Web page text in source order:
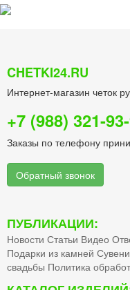
CHETKI24.RU
Интернет-магазин четок
+7 (988) 321-
Заказы по телефону
Обратный звонок
ПУБЛИКАЦИИ:
Новости Статьи Видео
Подарки из камней
свадьбы Политика